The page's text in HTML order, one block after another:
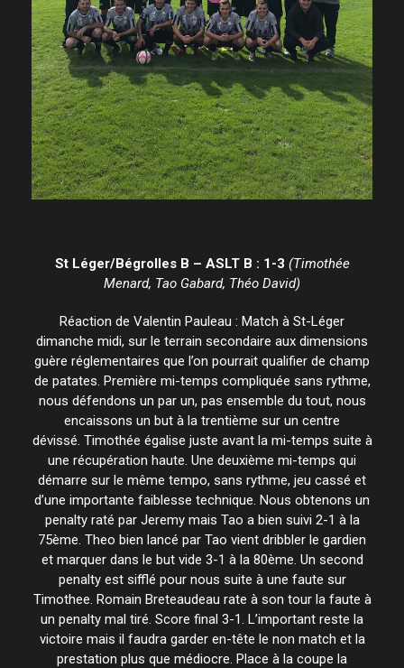
St Léger/Bégrolles B – ASLT B : 1-3 (Timothée
Menard, Tao Gabard, Théo David)
Réaction de Valentin Pauleau : Match à St-Léger
dimanche midi, sur le terrain secondaire aux dimensions
guère réglementaires que l’on pourrait qualifier de champ
de patates. Première mi-temps compliquée sans rythme,
nous défendons un par un, pas ensemble du tout, nous
encaissons un but à la trentième sur un centre
dévissé. Timothée égalise juste avant la mi-temps suite à
une récupération haute. Une deuxième mi-temps qui
démarre sur le même tempo, sans rythme, jeu cassé et
d’une importante faiblesse technique. Nous obtenons un
penalty raté par Jeremy mais Tao a bien suivi 2-1 à la
75ème. Theo bien lancé par Tao vient dribbler le gardien
et marquer dans le but vide 3-1 à la 80ème. Un second
penalty est sifflé pour nous suite à une faute sur
Timothee. Romain Breteaudeau rate à son tour la faute à
un penalty mal tiré. Score final 3-1. L’important reste la
victoire mais il faudra garder en-tête le non match et la
prestation plus que médiocre. Place à la coupe la